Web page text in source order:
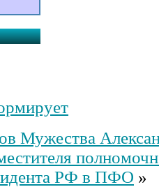
Мужества
РФ в ПФО »